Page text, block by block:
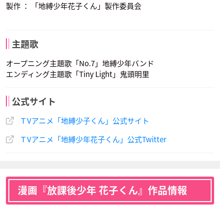
製作 ： 「地縛少年花子くん」製作委員会
主題歌
オープニング主題歌「No.7」地縛少年バンド
エンディング主題歌「Tiny Light」鬼頭明里
公式サイト
ＴVアニメ「地縛少子くん」公式サイト
ＴVアニメ「地縛少年花子くん」公式Twitter
漫画『放課後少年 花子くん』作品情報